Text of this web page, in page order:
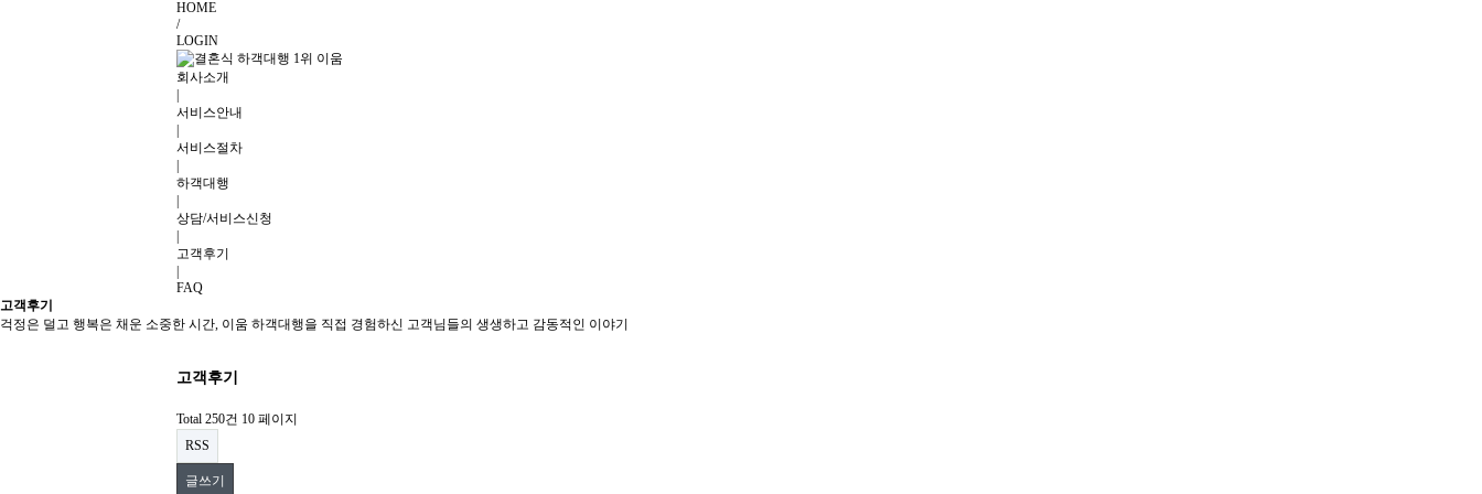
HOME
/
LOGIN
회사소개
서비스안내
서비스절차
하객대행
상담/서비스신청
고객후기
FAQ
고객후기
걱정은 덜고 행복은 채운 소중한 시간, 이움 하객대행을 직접 경험하신 고객님들의 생생하고 감동적인 이야기
고객후기
Total 250건 10 페이지
RSS
글쓰기